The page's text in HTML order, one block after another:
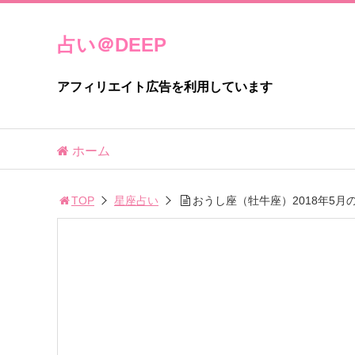
占い＠DEEP
アフィリエイト広告を利用しています
ホーム
TOP 星座占い おうし座（牡牛座）2018年5月